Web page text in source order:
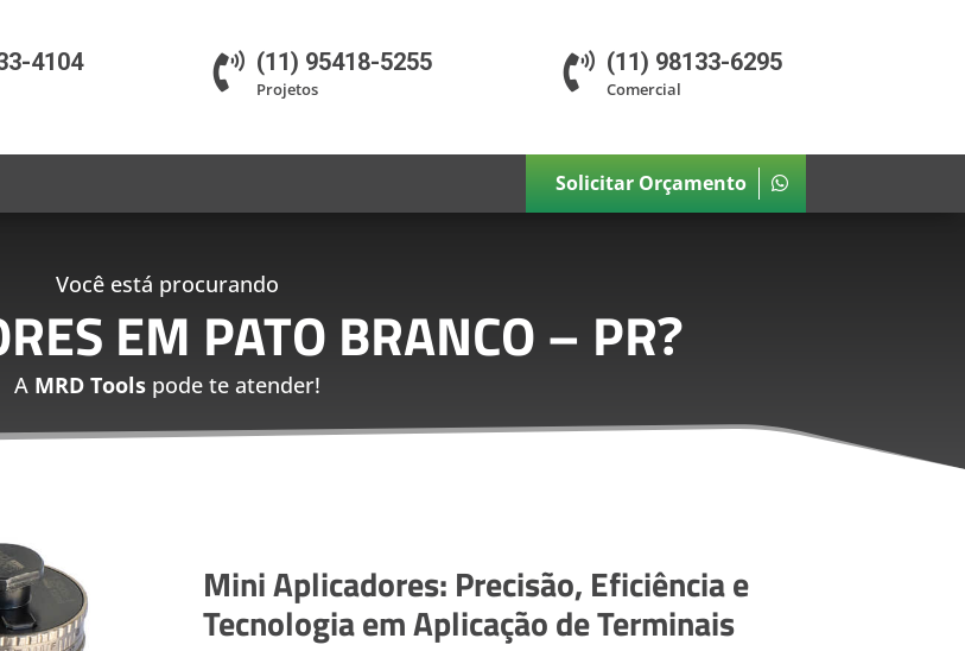
4104  (11) 95418-5255
Projetos  (11) 98133-6295
Comercial
Solicitar Orçamento
Você está procurando
EM PATO BRANCO – PR?
A MRD Tools pode te atender!
Mini Aplicadores: Precisão, Eficiência e
Tecnologia em Aplicação de Terminais